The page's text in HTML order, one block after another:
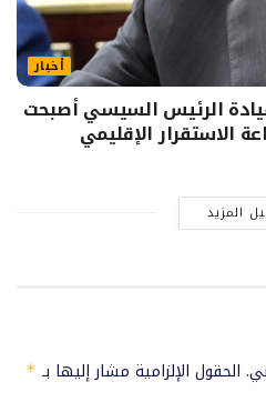
أخبار
الرئيس السيسي أصبحت
الاستقرار الإقليمي
المزيد
الحقول الإلزامية مشار إليها بـ *